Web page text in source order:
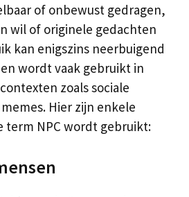
of onbewust gedragen,
wil of originele gedachten
kan enigszins neerbuigend
wordt vaak gebruikt in
zoals sociale
Hier zijn enkele
term NPC wordt gebruikt: